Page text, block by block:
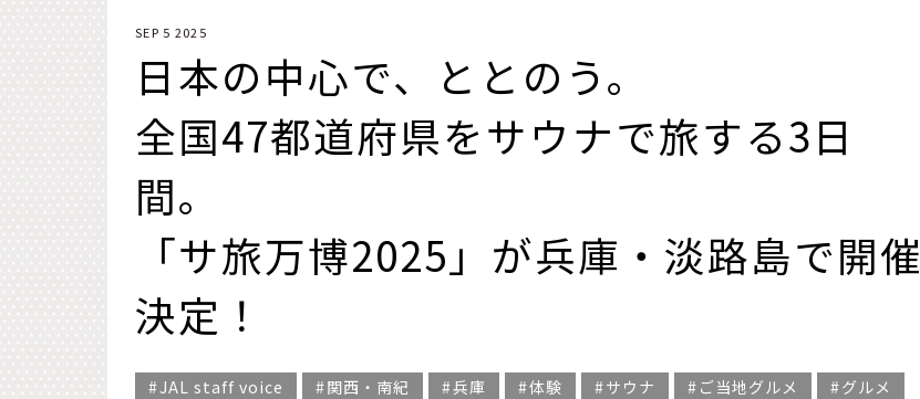
SEP 5 2025
日本の中心で、ととのう。
全国47都道府県をサウナで旅する3日
間。
「サ旅万博2025」が兵庫・淡路島で開催
決定！
JAL staff voice 関西・南紀 兵庫 体験 サウナ ご当地グルメ
グルメ